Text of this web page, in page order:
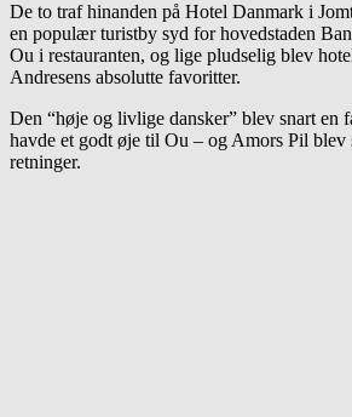
De to traf hinanden på Hotel Danmark i
en populær turistby syd for hovedstaden
Ou i restauranten, og lige pludselig blev
Andresens absolutte favoritter.
Den “høje og livlige dansker” blev snart en
havde et godt øje til Ou – og Amors Pil blev
retninger.